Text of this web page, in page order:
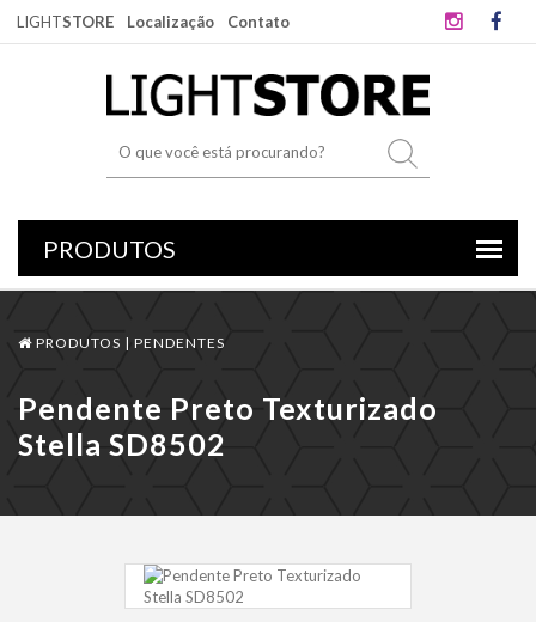
LIGHTSTORE Localização Contato
PRODUTOS | PENDENTES
Pendente Preto Texturizado
Stella SD8502